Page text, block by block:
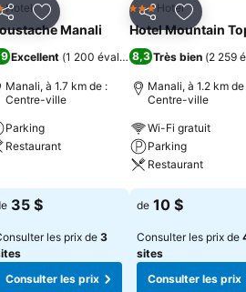
PartagerAjouter à mes favoris
Hotel
Manali
Excellent (1 200 évaluations)
Manali, à 1.7 km de :
Centre-ville
Parking
Restaurant
35 $
les prix de 3
Consulter les prix
PartagerAjouter
3 ÉtoilesHotel
Hotel Mountain
8,3 Très bien (2 259
Manali, à 1.2 km de
Centre-ville
Wi-Fi gratuit
Parking
Restaurant
Consulter les
de 10 $
Consulter les prix de
sites
Consulter les prix